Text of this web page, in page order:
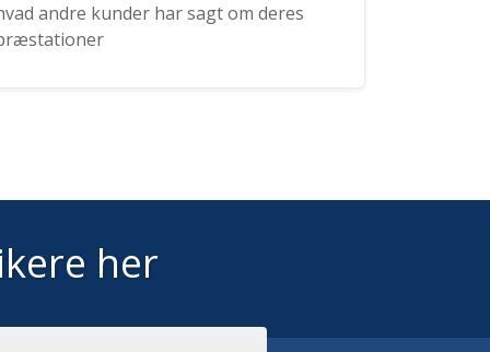
andre kunder har sagt om deres
her